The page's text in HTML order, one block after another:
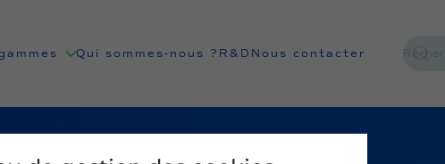
Qui sommes-nous ? R&D Nous contacter